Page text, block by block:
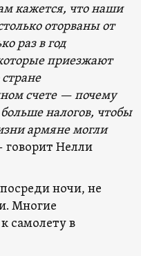
кажется, что наши
оторваны от
раз в год
приезжают
счете — почему
налогов, чтобы
армяне могли
Нелли
ночи, не
Многие
самолету в